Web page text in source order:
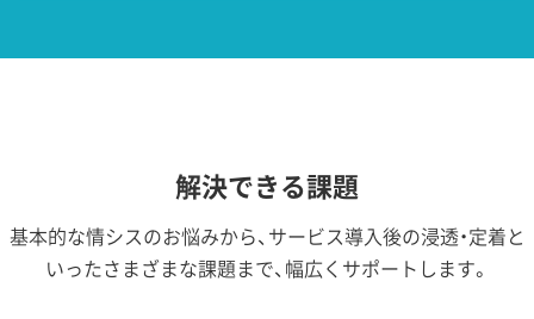
解決できる課題
基本的な情シスのお悩みから、サービス導入後の浸透・定着と
いったさまざまな課題まで、幅広くサポートします。